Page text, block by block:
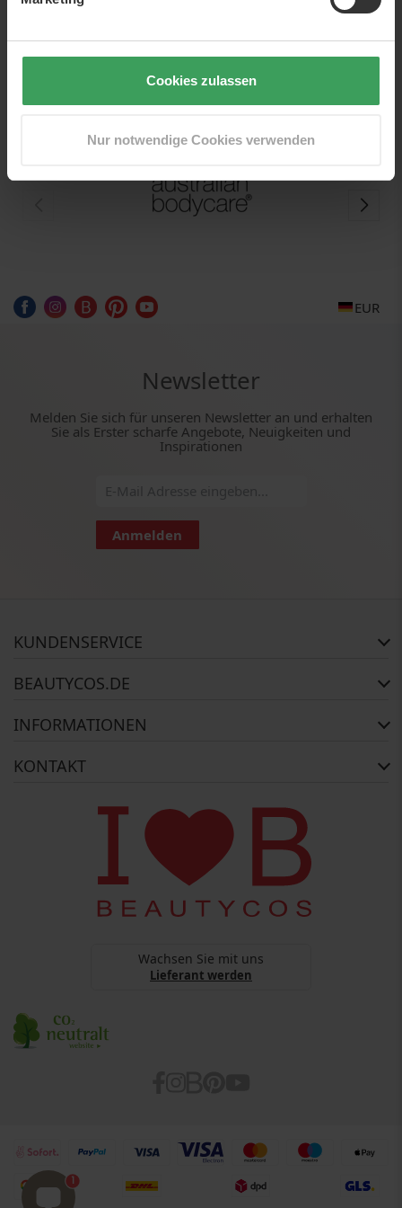
Cookies zulassen
Nur notwendige Cookies verwenden
sogar Zeus bei ihrer Anwesenheit nervös wurde.
NYX ist eine Cruelty-Free Marke (nicht an Tieren getestet), die
seit 2010 Mitglied von PETAs Beauty Without Bunnies ist.
EUR
Newsletter
Melden Sie sich für unseren Newsletter an und erhalten
Sie als Erster scharfe Angebote, Neuigkeiten und
Inspirationen
Anmelden
KUNDENSERVICE
Reklamationsrecht
BEAUTYCOS.DE
INFORMATIONEN
Datenschutz
YouTube Terms Of Services
Cookies
Barrierefreiheitserklärung
KONTAKT
webshop@beautycos.de
Steuernummer: 15/248/11226
Wachsen Sie mit uns
Lieferant werden
1